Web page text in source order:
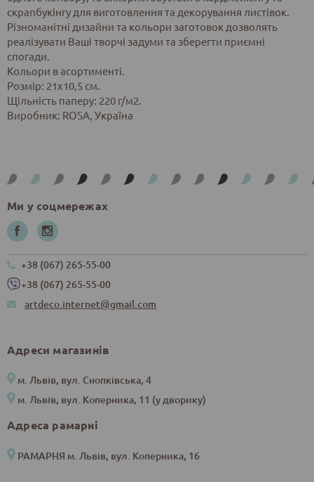
скрапбукінгу для виготовлення та декорування листівок.
Різноманітні дизайни та кольори заготовок дозволять
реалізувати Ваші творчі задуми та зберегти приємні
спогади.
Кольори в асортименті.
Розмір: 21х10,5 см.
Щільність паперу: 220 г/м2.
Виробник: ROSA, Україна
Ми у соцмережах
+38 (067) 265-55-00
+38 (067) 265-55-00
artdeco.internet@gmail.com
Адреси магазинів
м. Львів, вул. Снопківська, 4
м. Львів, вул. Коперника, 11 (у дворику)
Адреса рамарні
РАМАРНЯ м. Львів, вул. Коперника, 16